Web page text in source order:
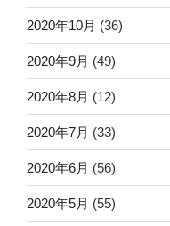
2020年10月 (36)
2020年9月 (49)
2020年8月 (12)
2020年7月 (33)
2020年6月 (56)
2020年5月 (55)